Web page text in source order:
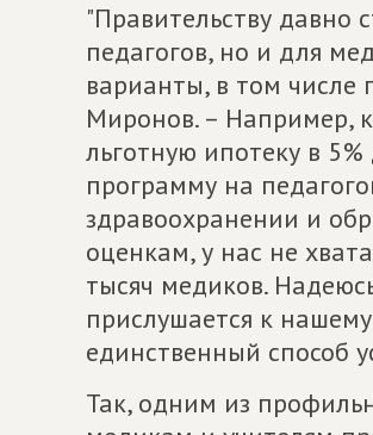
"Правительству давно
педагогов, но и для
варианты, в том
Миронов. – Например,
льготную ипотеку в
программу на
здравоохранении и
оценкам, у нас не
тысяч медиков.
прислушается к
единственный способ
Так, одним из